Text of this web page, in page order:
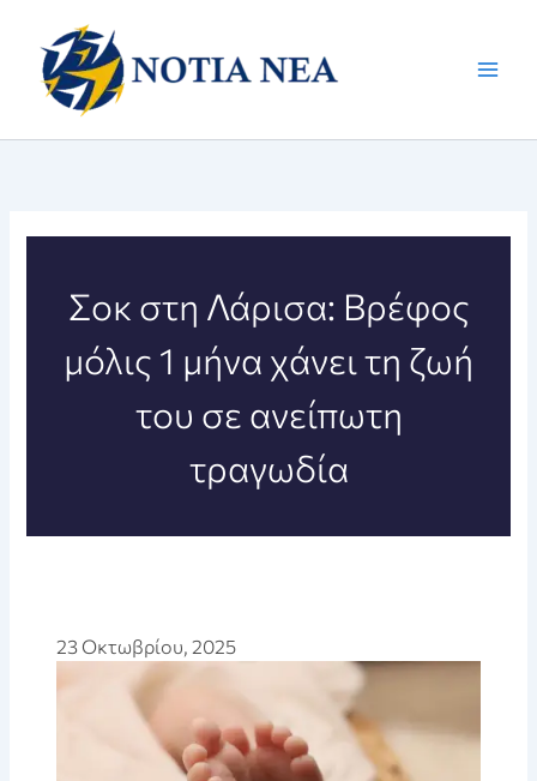
περιεχόμενο
Σοκ στη Λάρισα: Βρέφος
μόλις 1 μήνα χάνει τη ζωή
του σε ανείπωτη
τραγωδία
23 Οκτωβρίου, 2025